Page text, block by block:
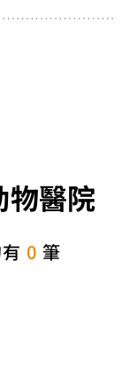
物醫院
0 筆